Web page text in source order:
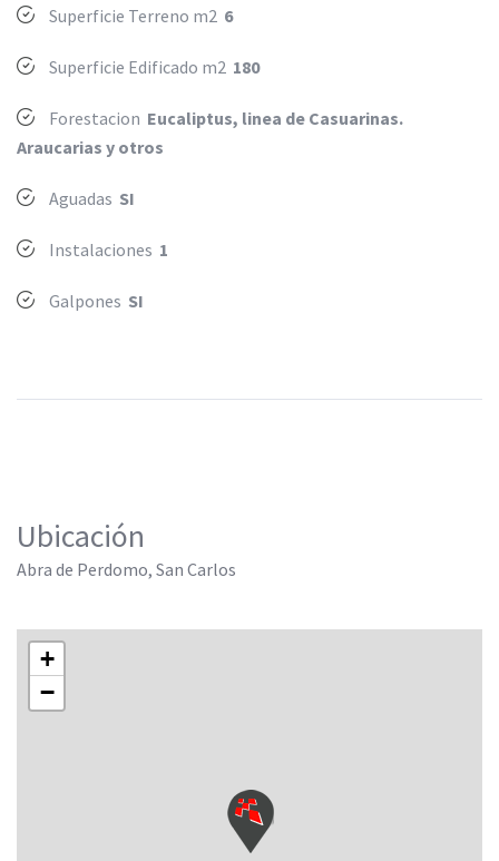
Superficie Terreno m2 6
Superficie Edificado m2 180
Forestacion Eucaliptus, linea de Casuarinas.
Araucarias y otros
Aguadas SI
Instalaciones 1
Galpones SI
Ubicación
Abra de Perdomo, San Carlos
+
−